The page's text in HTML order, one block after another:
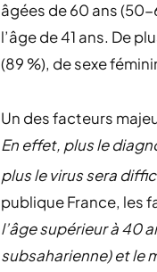
âgées de 60 ans
l’âge de 41 ans. De
(89 %), de sexe
Un des facteurs
En effet, plus le
plus le virus sera
publique France, les
l’âge supérieur à 40
subsaharienne) et le